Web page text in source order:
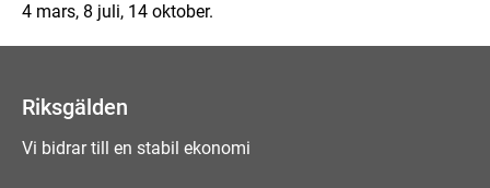
4 mars, 8 juli, 14 oktober.
Riksgälden
Vi bidrar till en stabil ekonomi